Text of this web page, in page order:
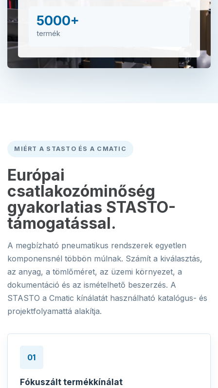
5000+
termék
MIÉRT A STASTO ÉS A CMATIC
Európai
csatlakozóminőség
gyakorlatias STASTO-
támogatással.
A megbízható pneumatikus rendszerek egyetlen
komponensnél többön múlnak. Számít a kiválasztás,
az anyag, a tömlőméret, az üzemi környezet, a
dokumentáció és az ismételhető beszerzés. A
STASTO a Cmatic kínálatát használható katalógus- és
projektfolyamattá alakítja.
01
Fókuszált termékkínálat